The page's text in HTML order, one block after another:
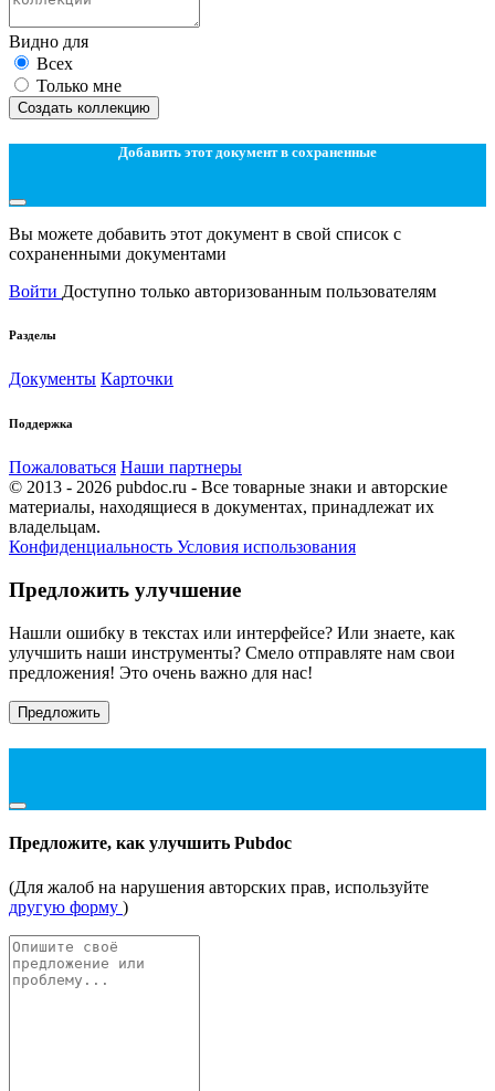
Видно для
Всех
Только мне
Создать коллекцию
Добавить этот документ в сохраненные
Вы можете добавить этот документ в свой список с
сохраненными документами
Войти Доступно только авторизованным пользователям
Разделы
Документы Карточки
Поддержка
Пожаловаться Наши партнеры
© 2013 - 2026 pubdoc.ru - Все товарные знаки и авторские
материалы, находящиеся в документах, принадлежат их
владельцам.
Конфиденциальность Условия использования
Предложить улучшение
Нашли ошибку в текстах или интерфейсе? Или знаете, как
улучшить наши инструменты? Смело отправляте нам свои
предложения! Это очень важно для нас!
Предложить
Предложите, как улучшить Pubdoc
(Для жалоб на нарушения авторских прав, используйте
другую форму )